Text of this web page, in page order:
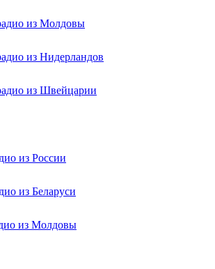
из Молдовы
из Нидерландов
из Швейцарии
из России
из Беларуси
из Молдовы